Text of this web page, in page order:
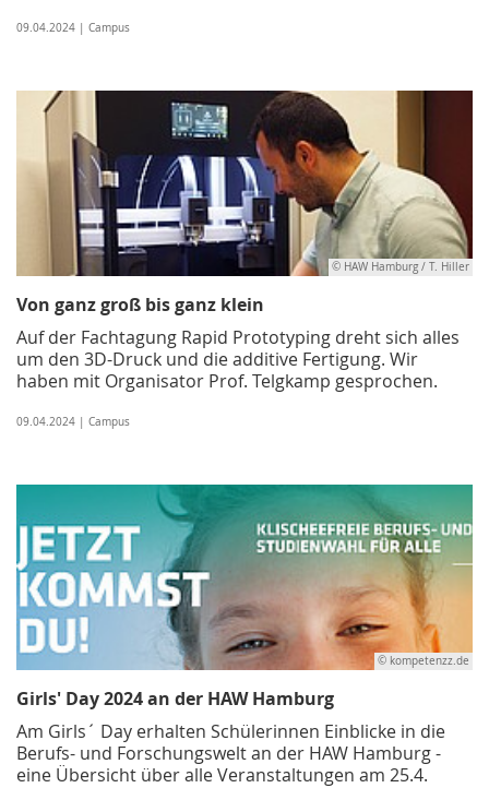
09.04.2024 | Campus
© HAW Hamburg / T. Hiller
Von ganz groß bis ganz klein
Auf der Fachtagung Rapid Prototyping dreht sich alles
um den 3D-Druck und die additive Fertigung. Wir
haben mit Organisator Prof. Telgkamp gesprochen.
09.04.2024 | Campus
© kompetenzz.de
Girls' Day 2024 an der HAW Hamburg
Am Girls´ Day erhalten Schülerinnen Einblicke in die
Berufs- und Forschungswelt an der HAW Hamburg -
eine Übersicht über alle Veranstaltungen am 25.4.